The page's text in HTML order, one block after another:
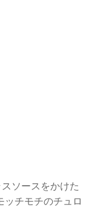
ソースをかけた
ッチモチのチュロ